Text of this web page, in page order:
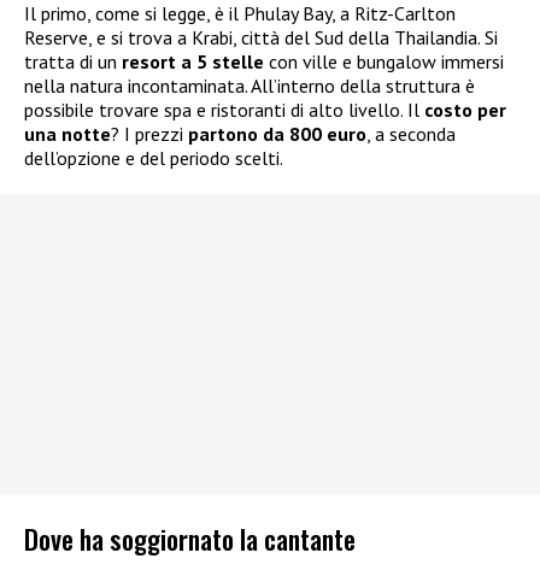
Il primo, come si legge, è il Phulay Bay, a Ritz-Carlton
Reserve, e si trova a Krabi, città del Sud della Thailandia. Si
tratta di un resort a 5 stelle con ville e bungalow immersi
nella natura incontaminata. All’interno della struttura è
possibile trovare spa e ristoranti di alto livello. Il costo per
una notte? I prezzi partono da 800 euro, a seconda
dell’opzione e del periodo scelti.
Dove ha soggiornato la cantante